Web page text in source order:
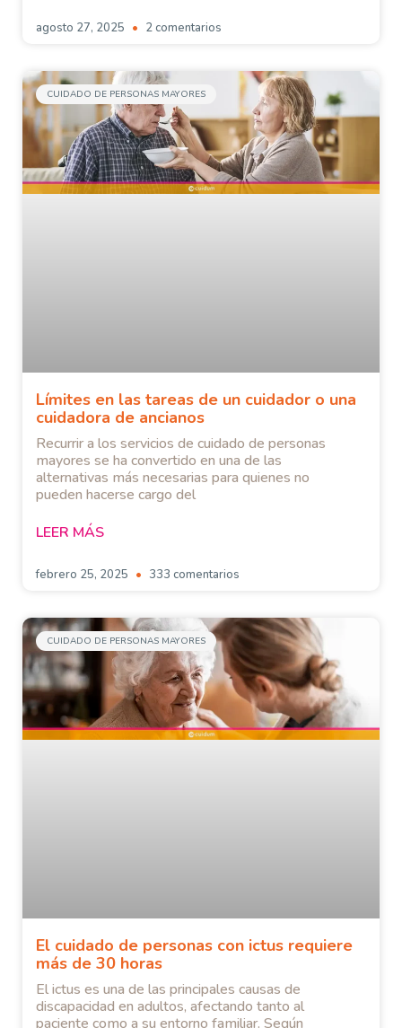
agosto 27, 2025 2 comentarios
CUIDADO DE PERSONAS MAYORES
Límites en las tareas de un cuidador o una
cuidadora de ancianos
Recurrir a los servicios de cuidado de personas
mayores se ha convertido en una de las
alternativas más necesarias para quienes no
pueden hacerse cargo del
LEER MÁS
febrero 25, 2025 333 comentarios
CUIDADO DE PERSONAS MAYORES
El cuidado de personas con ictus requiere
más de 30 horas
El ictus es una de las principales causas de
discapacidad en adultos, afectando tanto al
paciente como a su entorno familiar. Según